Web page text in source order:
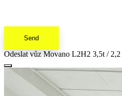
Send
Odeslat vůz Movano L2H2 3,5t /